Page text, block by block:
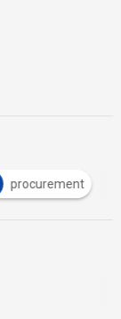
procurement